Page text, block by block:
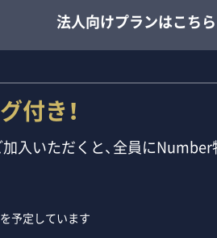
法人向けプランはこちら
付き！
加入いただくと、全員に
予定しています